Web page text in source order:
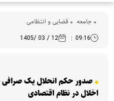
جامعه قضایی و انتظامی
09:16
12 / 03 /1405
صدور حکم انحلال یک صرافی
اخلال در نظام اقتصادی